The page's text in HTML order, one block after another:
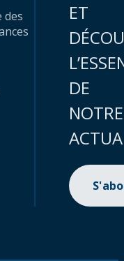
des
ET
DE
NOTRE